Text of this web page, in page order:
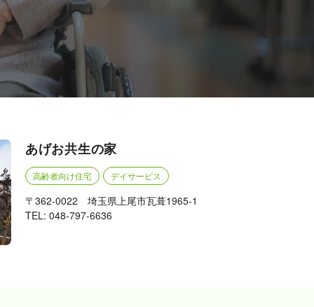
あげお共生の家
高齢者向け住宅 デイサービス
〒362-0022 埼玉県上尾市瓦葺1965-1
TEL: 048-797-6636